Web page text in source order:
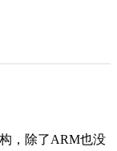
，除了ARM也没